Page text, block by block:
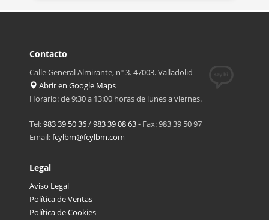
Contacto
Calle General Almirante, nº 3. 47003. Valladolid
Abrir en Google Maps
Horario: de 9:30 a 13:00 horas de lunes a viernes.
Tel:983 39 50 36/983 39 08 63- Fax: 983 39 50 97
Email:fcylbm@fcylbm.com
Legal
Aviso Legal
Política de Ventas
Política de Cookies